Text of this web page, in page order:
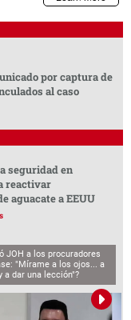
por captura de
al caso
seguridad en
reactivar
aguacate a EEUU
JOH a los procuradores
"Mírame a los ojos... a
a dar una lección"?